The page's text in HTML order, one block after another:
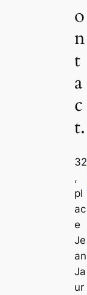
o
n
t
a
c
t.
32
,
pl
ac
e
Je
an
Ja
ur